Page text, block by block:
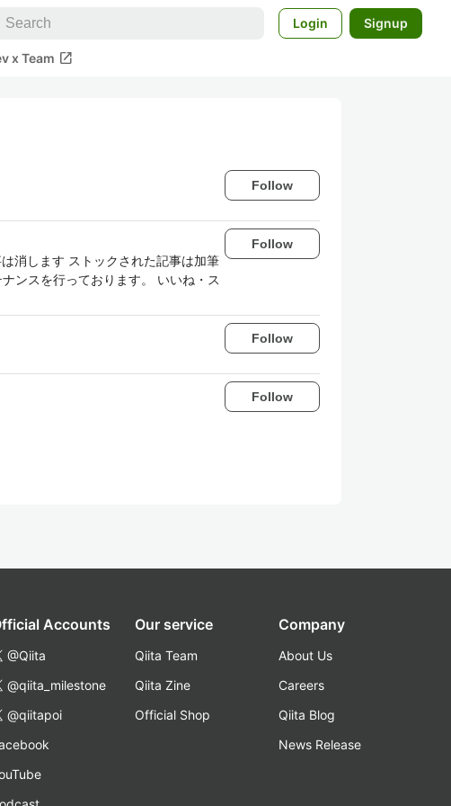
Login Signup
x Team open_in_new
Follow
消します ストックされた記事は加筆
ンスを行っております。 いいね・ス
Follow
Follow
Follow
Accounts
@Qiita
@qiita_milestone
@qiitapoi
Our service
Qiita Team
Qiita Zine
Official Shop
Company
About Us
Careers
Qiita Blog
News Release